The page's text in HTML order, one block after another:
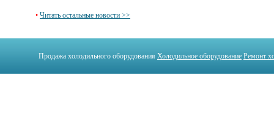
• Читать остальные новости >>
Продажа холодильного оборудования Холодильное оборудование Ремонт